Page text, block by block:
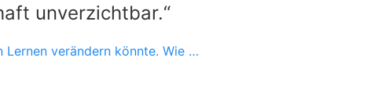
unverzichtbar.“
verändern könnte. Wie …